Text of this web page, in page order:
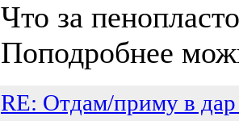
Что за
Поподробнее
RE: Отдам/приму в дар